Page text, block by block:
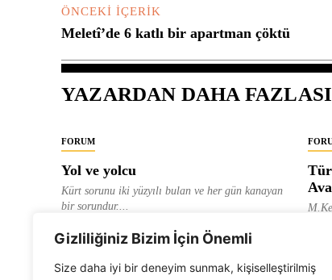
Gizliliğiniz Bizim İçin Önemli
Size daha iyi bir deneyim sunmak, kişiselleştirilmiş
ÖNCEKI İÇERIK
Meletî’de 6 katlı bir apartman çöktü
YAZARDAN DAHA FAZLASI
FORUM
Yol ve yolcu
Kürt sorunu iki yüzyılı bulan ve her gün kanayan
bir sorundur....
ve